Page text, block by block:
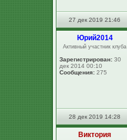
27 дек 2019 21:46
Юpий2014
Активный участник клуба
Зарегистрирован: 30
дек 2014 00:10
Сообщения: 275
28 дек 2019 14:28
Виктория